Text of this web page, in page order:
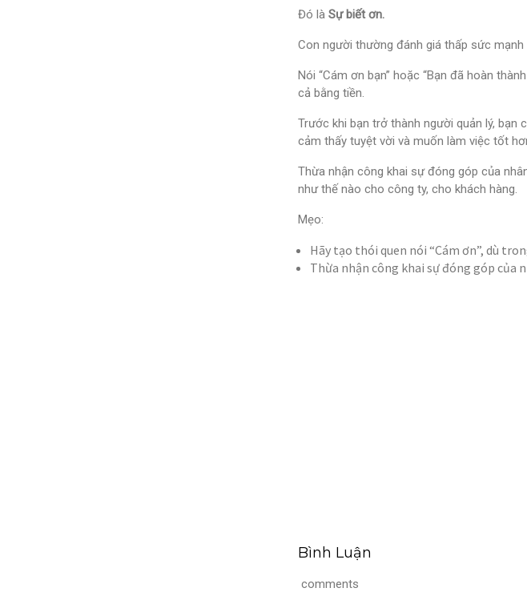
Đó là Sự biết ơn.
Con người thường đánh giá thấp sức
Nói “Cám ơn bạn” hoặc “Bạn đã hoàn
cả bằng tiền.
Trước khi bạn trở thành người quản lý, bạn
cảm thấy tuyệt vời và muốn làm việc tốt
Thừa nhận công khai sự đóng góp của
như thế nào cho công ty, cho khách hàng.
Mẹo:
Hãy tạo thói quen nói “Cám ơn”, dù
Thừa nhận công khai sự đóng góp của
Bình Luận
comments